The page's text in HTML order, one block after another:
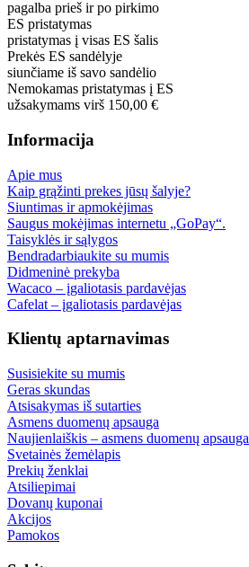
pagalba prieš ir po pirkimo
ES pristatymas
pristatymas į visas ES šalis
Prekės ES sandėlyje
siunčiame iš savo sandėlio
Nemokamas pristatymas į ES
užsakymams virš 150,00 €
Informacija
Apie mus
Kaip grąžinti prekes jūsų šalyje?
Siuntimas ir apmokėjimas
Saugus mokėjimas internetu „GoPay“.
Taisyklės ir sąlygos
Bendradarbiaukite su mumis
Didmeninė prekyba
Wacaco – įgaliotasis pardavėjas
Cafelat – įgaliotasis pardavėjas
Klientų aptarnavimas
Susisiekite su mumis
Geras skundas
Atsisakymas iš sutarties
Asmens duomenų apsauga
Naujienlaiškis – asmens duomenų apsauga
Svetainės žemėlapis
Prekių ženklai
Atsiliepimai
Dovanų kuponai
Akcijos
Pamokos